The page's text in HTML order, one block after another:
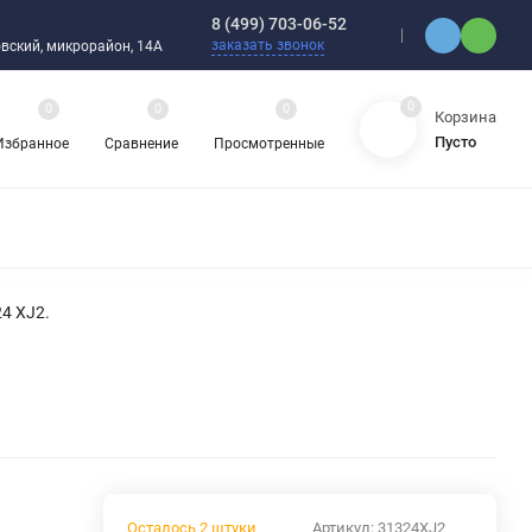
микрорайон, 14А
8 (499) 703-06-52
заказать звонок
0
Сравнение
0
Просмотренные
0 0
Корзина
Пусто
ЗАПЧАСТИ ДЛЯ ШАРИКОВЫХ ПОДШИПНИКОВ
XJ2.
Артикул: 31324XJ2
Осталось 2 штуки